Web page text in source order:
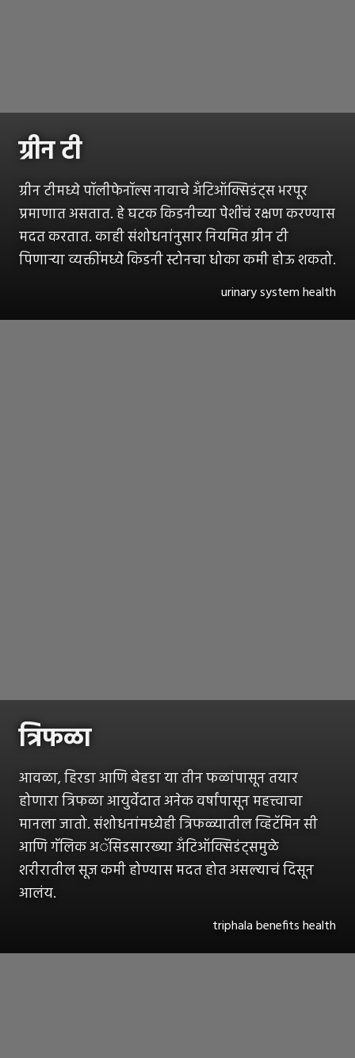
ग्रीन टी
ग्रीन टीमध्ये पॉलीफेनॉल्स नावाचे अँटिऑक्सिडंट्स भरपूर
प्रमाणात असतात. हे घटक किडनीच्या पेशींचं रक्षण करण्यास
मदत करतात. काही संशोधनांनुसार नियमित ग्रीन टी
पिणाऱ्या व्यक्तींमध्ये किडनी स्टोनचा धोका कमी होऊ शकतो.
urinary system health
त्रिफळा
आवळा, हिरडा आणि बेहडा या तीन फळांपासून तयार
होणारा त्रिफळा आयुर्वेदात अनेक वर्षांपासून महत्त्वाचा
मानला जातो. संशोधनांमध्येही त्रिफळ्यातील व्हिटॅमिन सी
आणि गॅलिक अॅसिडसारख्या अँटिऑक्सिडंट्समुळे
शरीरातील सूज कमी होण्यास मदत होत असल्याचं दिसून
आलंय.
triphala benefits health